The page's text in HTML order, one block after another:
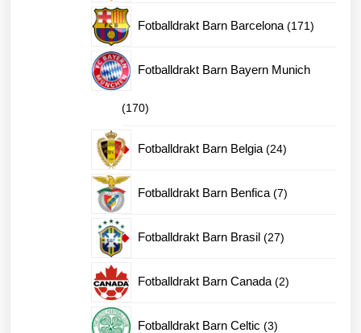
Fotballdrakt Barn Barcelona 171171
Fotballdrakt Barn Bayern Munich
170170
produkter
Fotballdrakt Barn Belgia 2424
Fotballdrakt Barn Benfica 77
Fotballdrakt Barn Brasil 2727
Fotballdrakt Barn Canada 22
Fotballdrakt Barn Celtic 33